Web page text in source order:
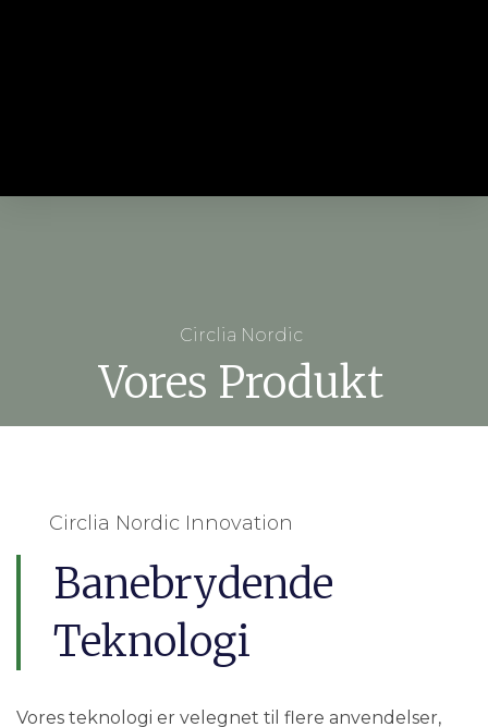
Circlia Nordic
Vores Produkt
Circlia Nordic Innovation
Banebrydende
Teknologi
Vores teknologi er velegnet til flere anvendelser,